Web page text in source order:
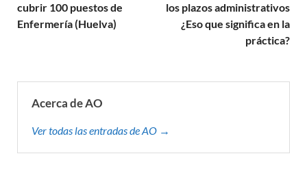
cubrir 100 puestos de
Enfermería (Huelva)
los plazos administrativos
¿Eso que significa en la
práctica?
Acerca de AO
Ver todas las entradas de AO →